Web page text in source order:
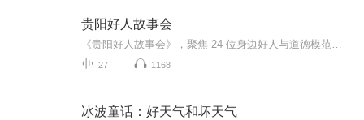
贵阳好人故事会
27 1168
冰波童话：好天气和坏天气